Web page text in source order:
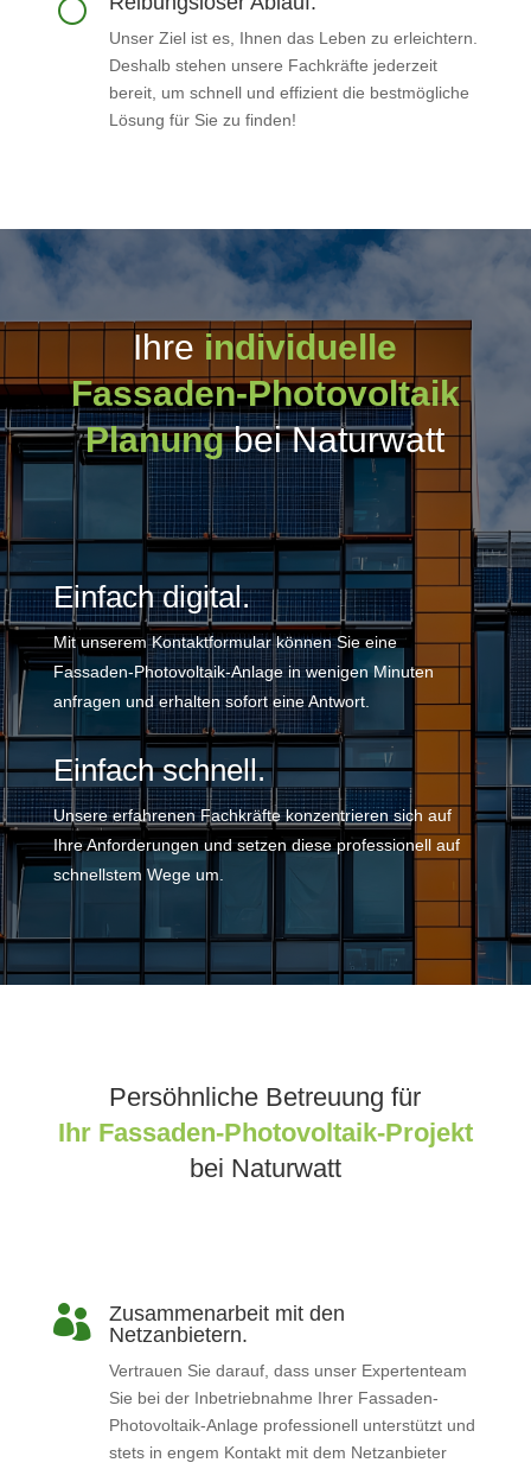
[
Unser Ziel ist es, Ihnen das Leben zu erleichtern.
Deshalb stehen unsere Fachkräfte jederzeit
bereit, um schnell und effizient die bestmögliche
Lösung für Sie zu finden!
Ihre individuelle
Fassaden-Photovoltaik
Planungbei Naturwatt
Einfach digital.
Mit unserem Kontaktformular können Sie eine
Fassaden-Photovoltaik-Anlage in wenigen Minuten
anfragen und erhalten sofort eine Antwort.
Einfach schnell.
Unsere erfahrenen Fachkräfte konzentrieren sich auf
Ihre Anforderungen und setzen diese professionell auf
schnellstem Wege um.
Persöhnliche Betreuung für
Ihr Fassaden-Photovoltaik-Projekt
bei Naturwatt

Zusammenarbeit mit den
Netzanbietern.
Vertrauen Sie darauf, dass unser Expertenteam
Sie bei der Inbetriebnahme Ihrer Fassaden-
Photovoltaik-Anlage professionell unterstützt und
stets in engem Kontakt mit dem Netzanbieter